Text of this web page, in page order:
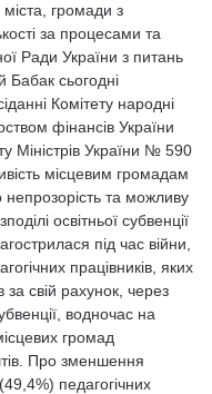
міста, громади з
за процесами та
Ради України з питань
Бабак сьогодні
Комітету народні
фінансів України
Міністрів України № 590
місцевим громадам
непрозорість та можливу
освітньої субвенції
під час війни,
працівників, яких
свій рахунок, через
водночас на
громад
Про зменшення
педагогічних